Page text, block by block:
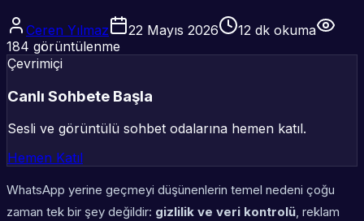
Ceren Yılmaz 22 Mayıs 2026 12 dk okuma
184 görüntülenme
Çevrimiçi
Canlı Sohbete Başla
Sesli ve görüntülü sohbet odalarına hemen katıl.
Hemen Katıl
WhatsApp yerine geçmeyi düşünenlerin temel nedeni çoğu
zaman tek bir şey değildir: gizlilik ve veri kontrolü, reklam